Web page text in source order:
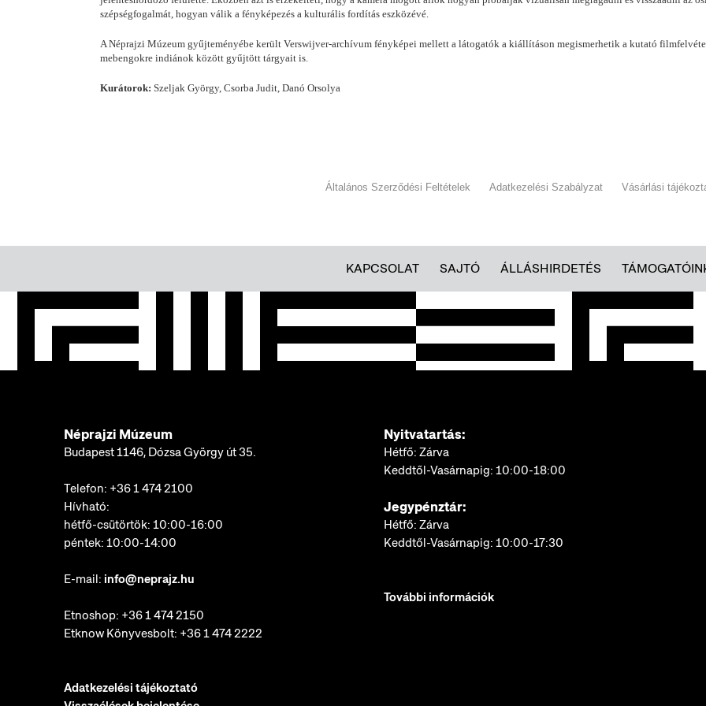
szépségfogalmát, hogyan válik a fényképezés a kulturális fordítás eszközévé.
A Néprajzi Múzeum gyűjteményébe került Verswijver-archívum fényképei mellett a látogatók a kiállításon megismerhetik a kutató
mebengokre indiánok között gyűjtött tárgyait is.
Kurátorok: Szeljak György, Csorba Judit, Danó Orsolya
Általános Szerződési Feltételek Adatkezelési Szabályzat Vásárlási
KAPCSOLAT SAJTÓ ÁLLÁSHIRDETÉS
Néprajzi Múzeum
Budapest 1146, Dózsa György út 35.
Telefon: +36 1 474 2100
Hívható:
hétfő-csütörtök: 10:00-16:00
péntek: 10:00-14:00
E-mail: info@neprajz.hu
Etnoshop: +36 1 474 2150
Etknow Könyvesbolt: +36 1 474 2222
Adatkezelési tájékoztató
Nyitvatartás:
Hétfő: Zárva
Keddtől-Vasárnapig: 10:00-18:00
Jegypénztár:
Hétfő: Zárva
Keddtől-Vasárnapig: 10:00-17:30
További információk